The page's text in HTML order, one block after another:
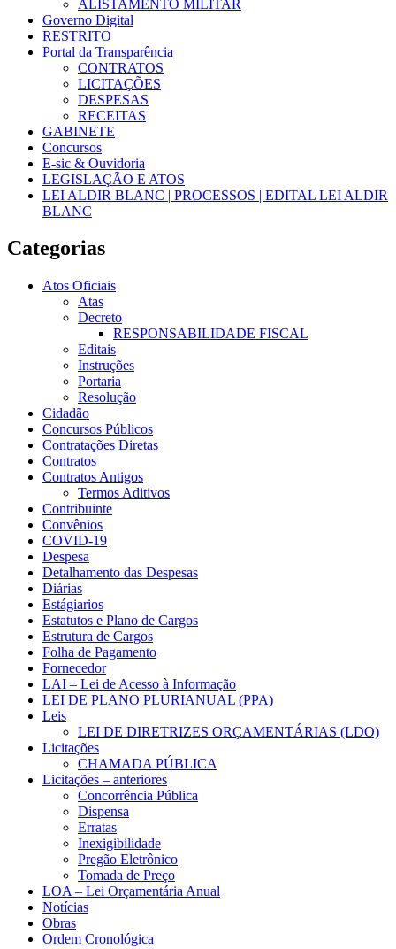
ALISTAMENTO MILITAR
Governo Digital
RESTRITO
Portal da Transparência
CONTRATOS
LICITAÇÕES
DESPESAS
RECEITAS
GABINETE
Concursos
E-sic & Ouvidoria
LEGISLAÇÃO E ATOS
LEI ALDIR BLANC | PROCESSOS | EDITAL LEI ALDIR
BLANC
Categorias
Atos Oficiais
Atas
Decreto
RESPONSABILIDADE FISCAL
Editais
Instruções
Portaria
Resolução
Cidadão
Concursos Públicos
Contratações Diretas
Contratos
Contratos Antigos
Termos Aditivos
Contribuinte
Convênios
COVID-19
Despesa
Detalhamento das Despesas
Diárias
Estágiarios
Estatutos e Plano de Cargos
Estrutura de Cargos
Folha de Pagamento
Fornecedor
LAI – Lei de Acesso à Informação
LEI DE PLANO PLURIANUAL (PPA)
Leis
LEI DE DIRETRIZES ORÇAMENTÁRIAS (LDO)
Licitações
CHAMADA PÚBLICA
Licitações – anteriores
Concorrência Pública
Dispensa
Erratas
Inexigibilidade
Pregão Eletrônico
Tomada de Preço
LOA – Lei Orçamentária Anual
Notícias
Obras
Ordem Cronológica